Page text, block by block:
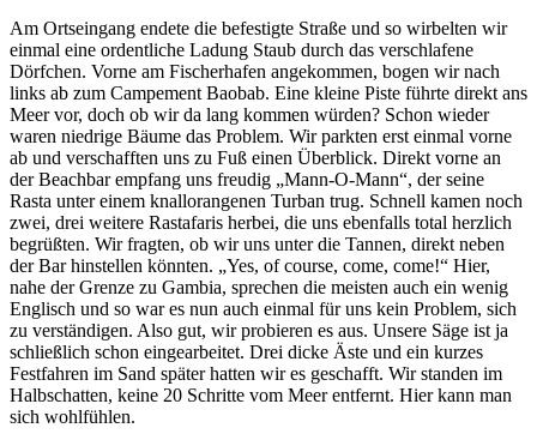
Am Ortseingang endete die befestigte Straße und so wirbelten wir
einmal eine ordentliche Ladung Staub durch das verschlafene
Dörfchen. Vorne am Fischerhafen angekommen, bogen wir nach
links ab zum Campement Baobab. Eine kleine Piste führte direkt ans
Meer vor, doch ob wir da lang kommen würden? Schon wieder
waren niedrige Bäume das Problem. Wir parkten erst einmal vorne
ab und verschafften uns zu Fuß einen Überblick. Direkt vorne an
der Beachbar empfang uns freudig „Mann-O-Mann“, der seine
Rasta unter einem knallorangenen Turban trug. Schnell kamen noch
zwei, drei weitere Rastafaris herbei, die uns ebenfalls total herzlich
begrüßten. Wir fragten, ob wir uns unter die Tannen, direkt neben
der Bar hinstellen könnten. „Yes, of course, come, come!“ Hier,
nahe der Grenze zu Gambia, sprechen die meisten auch ein wenig
Englisch und so war es nun auch einmal für uns kein Problem, sich
zu verständigen. Also gut, wir probieren es aus. Unsere Säge ist ja
schließlich schon eingearbeitet. Drei dicke Äste und ein kurzes
Festfahren im Sand später hatten wir es geschafft. Wir standen im
Halbschatten, keine 20 Schritte vom Meer entfernt. Hier kann man
sich wohlfühlen.